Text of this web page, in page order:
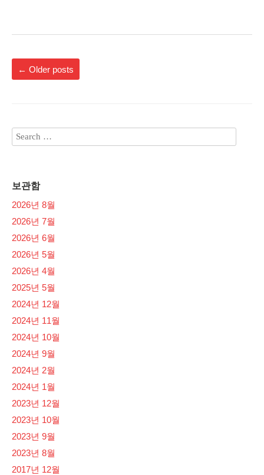
← Older posts
보관함
2026년 8월
2026년 7월
2026년 6월
2026년 5월
2026년 4월
2025년 5월
2024년 12월
2024년 11월
2024년 10월
2024년 9월
2024년 2월
2024년 1월
2023년 12월
2023년 10월
2023년 9월
2023년 8월
2017년 12월